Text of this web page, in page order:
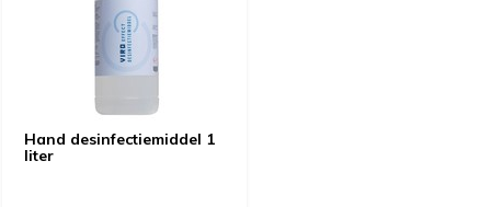
Hand desinfectiemiddel 1
liter